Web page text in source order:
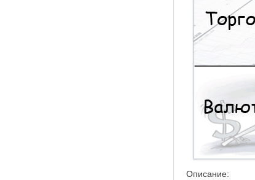
Описание: